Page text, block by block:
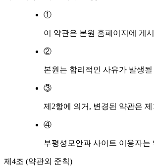
①
이 약관은 본원 홈페이지에 게
②
본원는 합리적인 사유가 발생
③
제2항에 의거, 변경된 약관은
④
부평성모안과 사이트 이용자
제4조 (약관외 준칙)